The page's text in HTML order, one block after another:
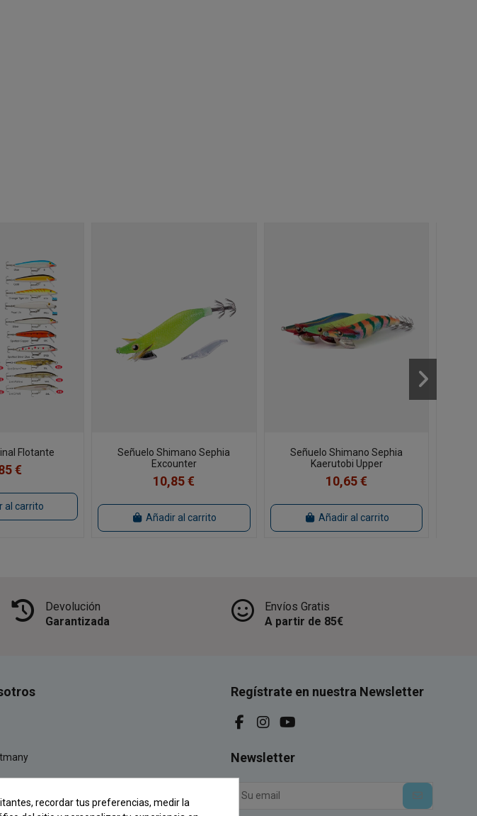
Flotante
€
al carrito
Señuelo Shimano Sephia
Excounter
10,85 €
Añadir al carrito
Señuelo Shimano Sephia
Kaerutobi Upper
10,65 €
Añadir al carrito
Devolución
Garantizada
Envíos Gratis
A partir de 85€
Regístrate en nuestra Newsletter
Newsletter
recordar tus preferencias, medir la